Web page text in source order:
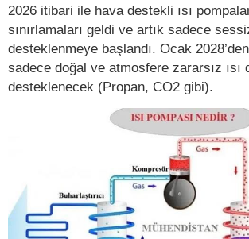
2026 itibari ile hava destekli ısı
sınırlamaları geldi ve artık sadece
desteklenmeye başlandı. Ocak
sadece doğal ve atmosfere zararsız
desteklenecek (Propan, CO2 gibi).